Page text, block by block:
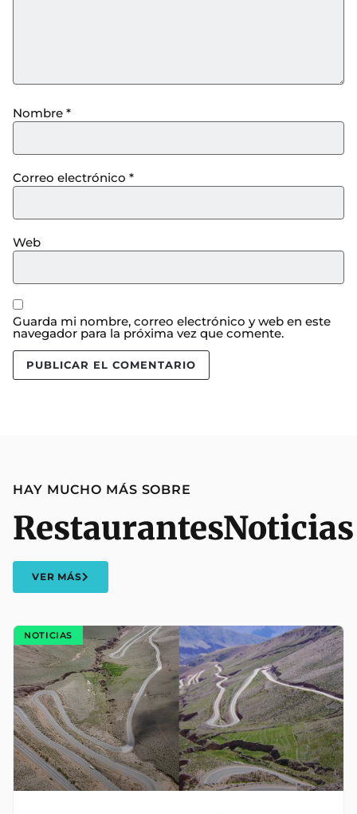
Nombre *
Correo electrónico *
Web
Guarda mi nombre, correo electrónico y web en este
navegador para la próxima vez que comente.
HAY MUCHO MÁS SOBRE
RestaurantesNoticias
VER MÁS
NOTICIAS